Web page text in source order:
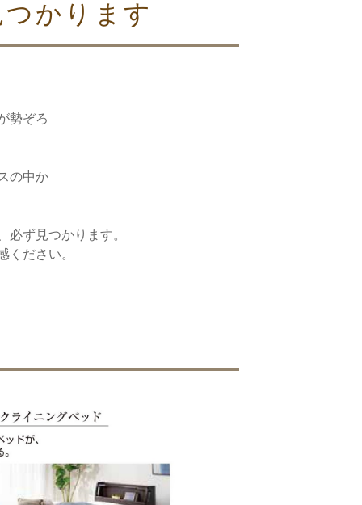
かります
勢ぞろ
中か
必ず見つかります。
ください。